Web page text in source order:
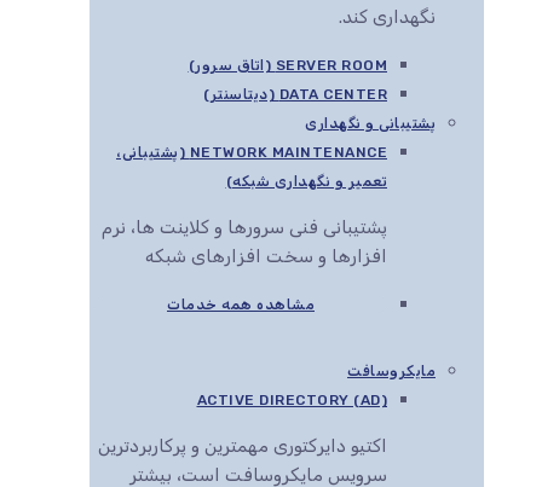
نگهداری کند.
SERVER ROOM (اتاق سرور)
DATA CENTER (دیتاسنتر)
پشتیبانی و نگهداری
NETWORK MAINTENANCE (پشتیبانی،
تعمیر و نگهداری شبکه)
پشتیبانی فنی سرورها و کلاینت ها، نرم
افزارها و سخت افزارهای شبکه
مشاهده همه خدمات
مایکروسافت
ACTIVE DIRECTORY (AD)
اکتیو دایرکتوری مهمترین و پرکاربردترین
سرویس مایکروسافت است، بیشتر